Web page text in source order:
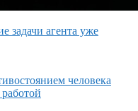
задачи агента уже
человека